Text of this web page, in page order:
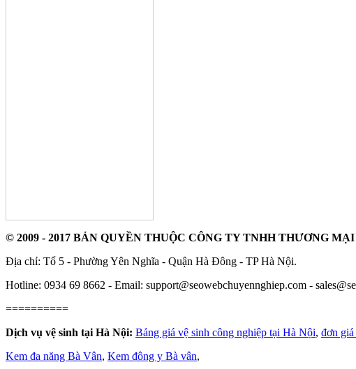
© 2009 - 2017 BẢN QUYỀN THUỘC CÔNG TY TNHH THƯƠNG
Địa chỉ: Tổ 5 - Phường Yên Nghĩa - Quận Hà Đông - TP Hà Nội.
Hotline: 0934 69 8662 - Email: support@seowebchuyennghiep.com -
==========
Dịch vụ vệ sinh tại Hà Nội: Bảng giá vệ sinh công nghiệp tại Hà Nội, đơn
Kem đa năng Bà Vân, Kem đông y Bà vân,